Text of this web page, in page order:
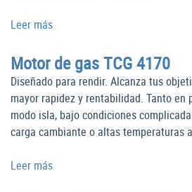
Leer más
Motor de gas TCG 4170
Diseñado para rendir. Alcanza tus
mayor rapidez y rentabilidad. Tanto en
modo isla, bajo condiciones
carga cambiante o altas temperaturas
Leer más